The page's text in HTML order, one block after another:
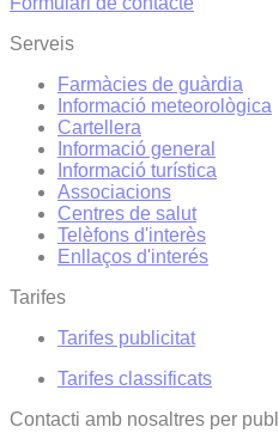
Serveis
Farmàcies de guàrdia
Informació meteorològica
Cartellera
Informació general
Informació turística
Associacions
Centres de salut
Telèfons d'interès
Enllaços d'interés
Tarifes
Tarifes publicitat
Tarifes classificats
Contacti amb nosaltres per